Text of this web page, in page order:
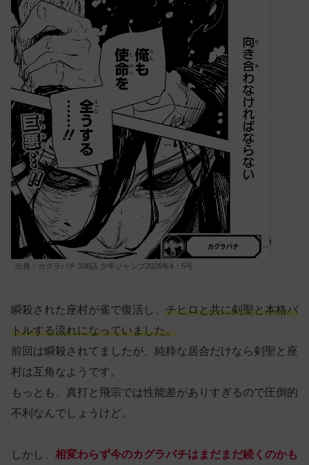
出典：カグラバチ 106話 少年ジャンプ2026年4・5号
瞬殺された座村が雀で復活し、 チヒロと共に剣聖と本格バ
トルする流れになっていました。
前回は瞬殺されてましたが、純粋な居合だけなら剣聖と座
村は互角なようです。
もっとも、真打と飛宗では性能差がありすぎるので圧倒的
不利なんでしょうけど。
しかし、 相変わらず今のカグラバチはまだまだ続くのかも